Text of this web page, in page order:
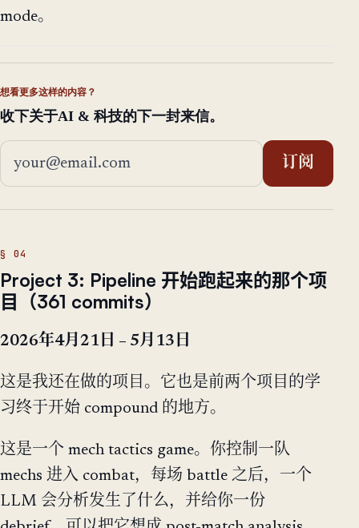
mode。
想看更多这样的内容？
收下关于AI & 科技的下一封来信。
邮箱地址
订阅
Project 3: Pipeline 开始跑起来的那个项
目（361 commits）
2026年4月21日 – 5月13日
这是我还在做的项目。它也是前两个项目的学
习终于开始 compound 的地方。
这是一个 mech tactics game。你控制一队
mechs 进入 combat，每场 battle 之后，一个
LLM 会分析发生了什么，并给你一份